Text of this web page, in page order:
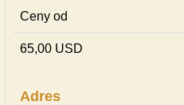
Ceny od
65,00 USD
Adres